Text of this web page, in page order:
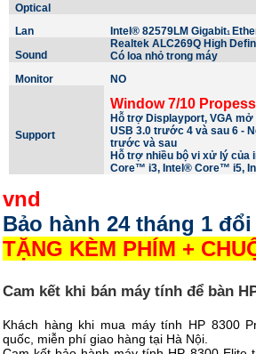
Optical
Lan
Intel® 82579LM Gigabit1
Sound
Realtek ALC269Q High
Có loa nhỏ trong máy
Monitor
NO
Support
Window 7/10
Hỗ trợ Displayport, VGA mở
USB 3.0 trước 4 và sau 6 -
trước và sau
Hỗ trợ nhiều bộ vi xử lý của
Core™ i3, Intel® Core™ i5,
vnd
Bảo hành 24 tháng 1 đổi
TẶNG KÈM PHÍM +
Cam kết khi bán máy tính để bàn
Khách hàng khi mua máy tính HP 8300
quốc, miễn phí giao hàng tại Hà Nội.